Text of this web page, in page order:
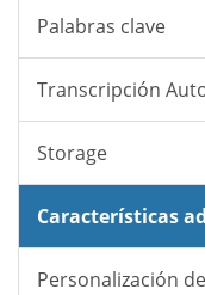
Palabras clave
Transcripción
Storage
Características
Personalización